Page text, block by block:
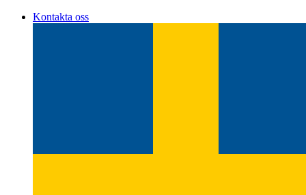
Kontakta oss